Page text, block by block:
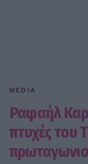
MEDIA
Ραφαήλ
πτυχές του